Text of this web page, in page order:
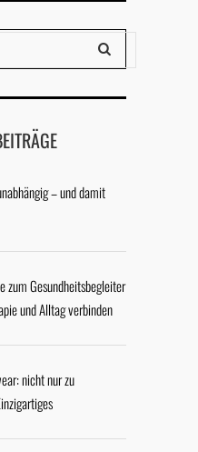
– und damit
zum Gesundheitsbegleiter
und Alltag verbinden
nicht nur zu